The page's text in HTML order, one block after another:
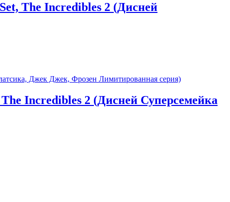
The Incredibles 2 (Дисней
Incredibles 2 (Дисней Суперсемейка